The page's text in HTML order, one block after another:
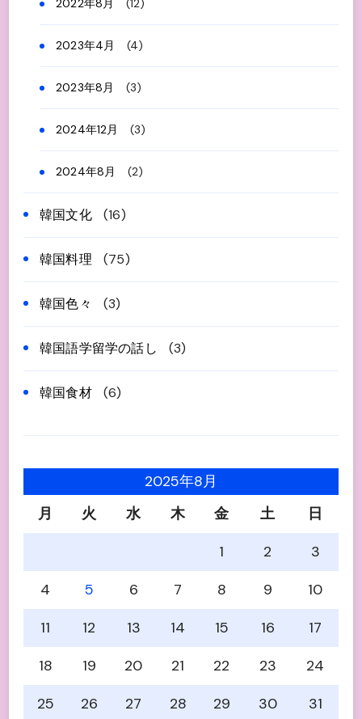
2022年8月 (12)
2023年4月 (4)
2023年8月 (3)
2024年12月 (3)
2024年8月 (2)
韓国文化 (16)
韓国料理 (75)
韓国色々 (3)
韓国語学留学の話し (3)
韓国食材 (6)
2025年8月
月 火 水 木 金 土 日
1 2
3
4
5 6 7 8 9
10
11
12 13 14 15 16
17
18
19 20 21 22 23
24
25
26 27 28 29 30
31